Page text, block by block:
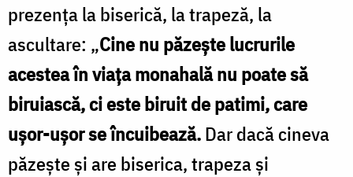
prezenţa la biserică, la trapeză, la
ascultare: „Cine nu păzeşte lucrurile
acestea în viaţa monahală nu poate să
biruiască, ci este biruit de patimi, care
uşor-uşor se încuibează.Dar dacă cineva
păzeşte şi are biserica, trapeza şi